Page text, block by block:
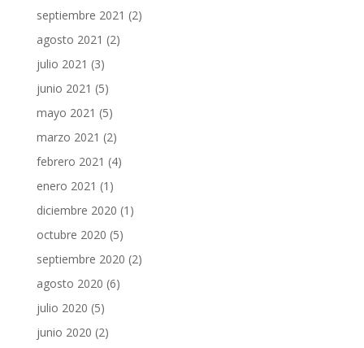
septiembre 2021 (2)
agosto 2021 (2)
julio 2021 (3)
junio 2021 (5)
mayo 2021 (5)
marzo 2021 (2)
febrero 2021 (4)
enero 2021 (1)
diciembre 2020 (1)
octubre 2020 (5)
septiembre 2020 (2)
agosto 2020 (6)
julio 2020 (5)
junio 2020 (2)